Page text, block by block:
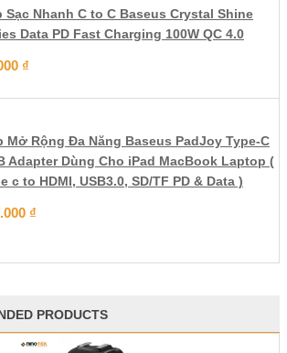
Sạc Nhanh C to C Baseus Crystal Shine
Data PD Fast Charging 100W QC 4.0
₫
Mở Rộng Đa Năng Baseus PadJoy Type-C
Adapter Dùng Cho iPad MacBook Laptop (
c to HDMI, USB3.0, SD/TF PD & Data )
₫
PRODUCTS